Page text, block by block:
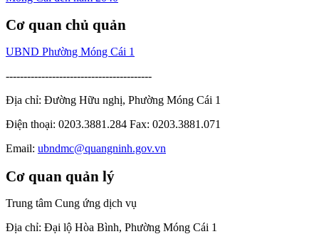
Cơ quan chủ quản
UBND Phường Móng Cái 1
-----------------------------------------
Địa chỉ: Đường Hữu nghị, Phường Móng Cái 1
Điện thoại: 0203.3881.284 Fax: 0203.3881.071
Email: ubndmc@quangninh.gov.vn
Cơ quan quản lý
Trung tâm Cung ứng dịch vụ
Địa chỉ: Đại lộ Hòa Bình, Phường Móng Cái 1